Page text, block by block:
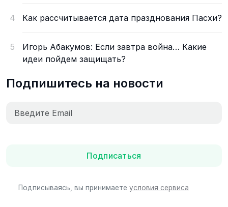
4 Как рассчитывается дата празднования Пасхи?
5
Игорь Абакумов: Если завтра война… Какие
идеи пойдем защищать?
Подпишитесь на новости
Подписаться
Подписываясь, вы принимаете условия сервиса